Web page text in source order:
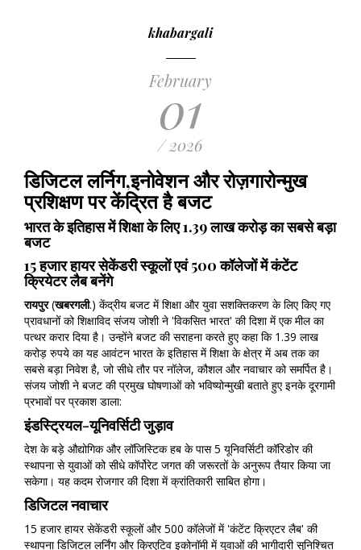
khabargali
February
01
/ 2026
डिजिटल लर्निग,इनोवेशन और रोज़गारोन्मुख
प्रशिक्षण पर केंद्रित है बजट
भारत के इतिहास में शिक्षा के लिए 1.39 लाख करोड़ का सबसे बड़ा
बजट
15 हजार हायर सेकेंडरी स्कूलों एवं 500 कॉलेजों में कंटेंट
क्रियेटर लैब बनेंगे
रायपुर(खबरगली.) केंद्रीय बजट में शिक्षा और युवा सशक्तिकरण के लिए किए गए
प्रावधानों को शिक्षाविद संजय जोशी ने 'विकसित भारत' की दिशा में एक मील का
पत्थर करार दिया है। उन्होंने बजट की सराहना करते हुए कहा कि 1.39 लाख
करोड़ रुपये का यह आवंटन भारत के इतिहास में शिक्षा के क्षेत्र में अब तक का
सबसे बड़ा निवेश है, जो सीधे तौर पर नॉलेज, कौशल और नवाचार को समर्पित है।
संजय जोशी ने बजट की प्रमुख घोषणाओं को भविष्योन्मुखी बताते हुए इनके दूरगामी
प्रभावों पर प्रकाश डाला:
इंडस्ट्रियल-यूनिवर्सिटी जुड़ाव
देश के बड़े औद्योगिक और लॉजिस्टिक हब के पास 5 यूनिवर्सिटी कॉरिडोर की
स्थापना से युवाओं को सीधे कॉर्पोरेट जगत की जरूरतों के अनुरूप तैयार किया जा
सकेगा। यह कदम रोजगार की दिशा में क्रांतिकारी साबित होगा।
डिजिटल नवाचार
15 हजार हायर सेकेंडरी स्कूलों और 500 कॉलेजों में 'कंटेंट क्रिएटर लैब' की
स्थापना डिजिटल लर्निंग और क्रिएटिव इकोनॉमी में युवाओं की भागीदारी सुनिश्चित